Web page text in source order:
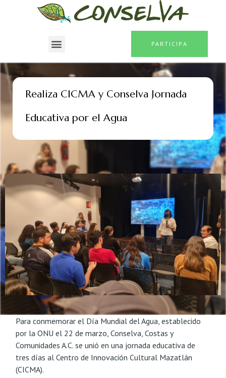
PARTICIPA
Realiza CICMA y Conselva Jornada
Educativa por el Agua
Para conmemorar el Día Mundial del Agua, establecido
por la ONU el 22 de marzo, Conselva, Costas y
Comunidades A.C. se unió en una jornada educativa de
tres días al Centro de Innovación Cultural Mazatlán
(CICMA).